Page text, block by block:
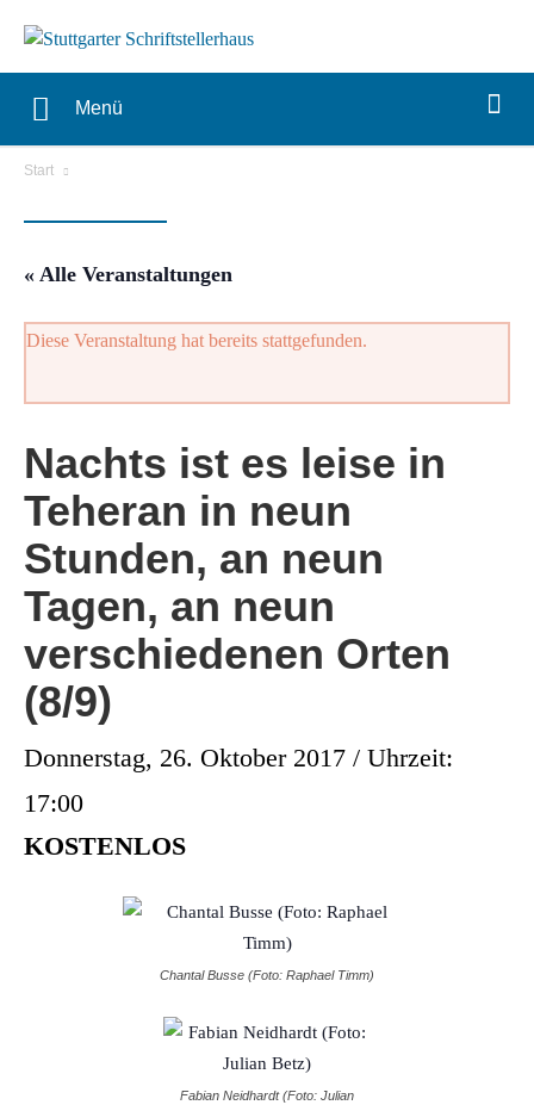
Menü
Start
« Alle Veranstaltungen
Diese Veranstaltung hat bereits stattgefunden.
Nachts ist es leise in
Teheran in neun
Stunden, an neun
Tagen, an neun
verschiedenen Orten
(8/9)
Donnerstag, 26. Oktober 2017 / Uhrzeit:
17:00
KOSTENLOS
Chantal Busse (Foto: Raphael Timm)
Fabian Neidhardt (Foto: Julian